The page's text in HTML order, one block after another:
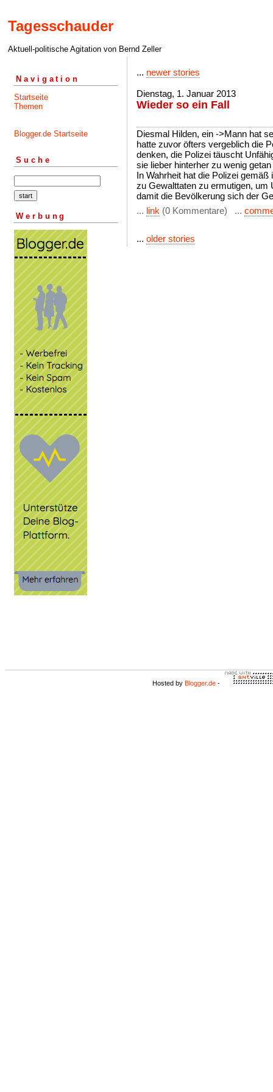
Tagesschauder
Aktuell-politische Agitation von Bernd Zeller
Navigation
Startseite
Themen
Blogger.de Startseite
Suche
Werbung
... newer stories
Dienstag, 1. Januar 2013
Wieder so ein Fall
Diesmal Hilden, ein ->Mann hat
hatte zuvor öfters vergeblich die
denken, die Polizei täuscht
sie lieber hinterher zu wenig
In Wahrheit hat die Polizei
zu Gewalttaten zu ermutigen, um
damit die Bevölkerung sich der
... link (0 Kommentare) ...
... older stories
Hosted by Blogger.de -